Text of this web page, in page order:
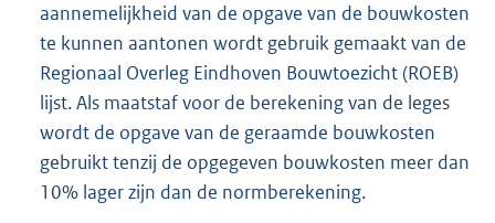
aannemelijkheid van de opgave van de bouwkosten
te kunnen aantonen wordt gebruik gemaakt van de
Regionaal Overleg Eindhoven Bouwtoezicht (ROEB)
lijst. Als maatstaf voor de berekening van de leges
wordt de opgave van de geraamde bouwkosten
gebruikt tenzij de opgegeven bouwkosten meer dan
10% lager zijn dan de normberekening.